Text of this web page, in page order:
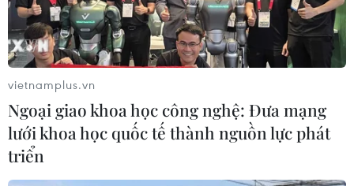
Xem thêm
CƠ QUAN CHỦ QUẢN: THÔNG TẤN XÃ VIỆT NAM
vietnamplus.vn
Ngoại giao khoa học công nghệ: Đưa mạng
lưới khoa học quốc tế thành nguồn lực phát
triển